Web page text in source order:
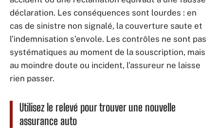
déclaration. Les conséquences sont lourdes : en
cas de sinistre non signalé, la couverture saute et
l’indemnisation s’envole. Les contrôles ne sont pas
systématiques au moment de la souscription, mais
au moindre doute ou incident, l’assureur ne laisse
rien passer.
Utilisez le relevé pour trouver une nouvelle
assurance auto